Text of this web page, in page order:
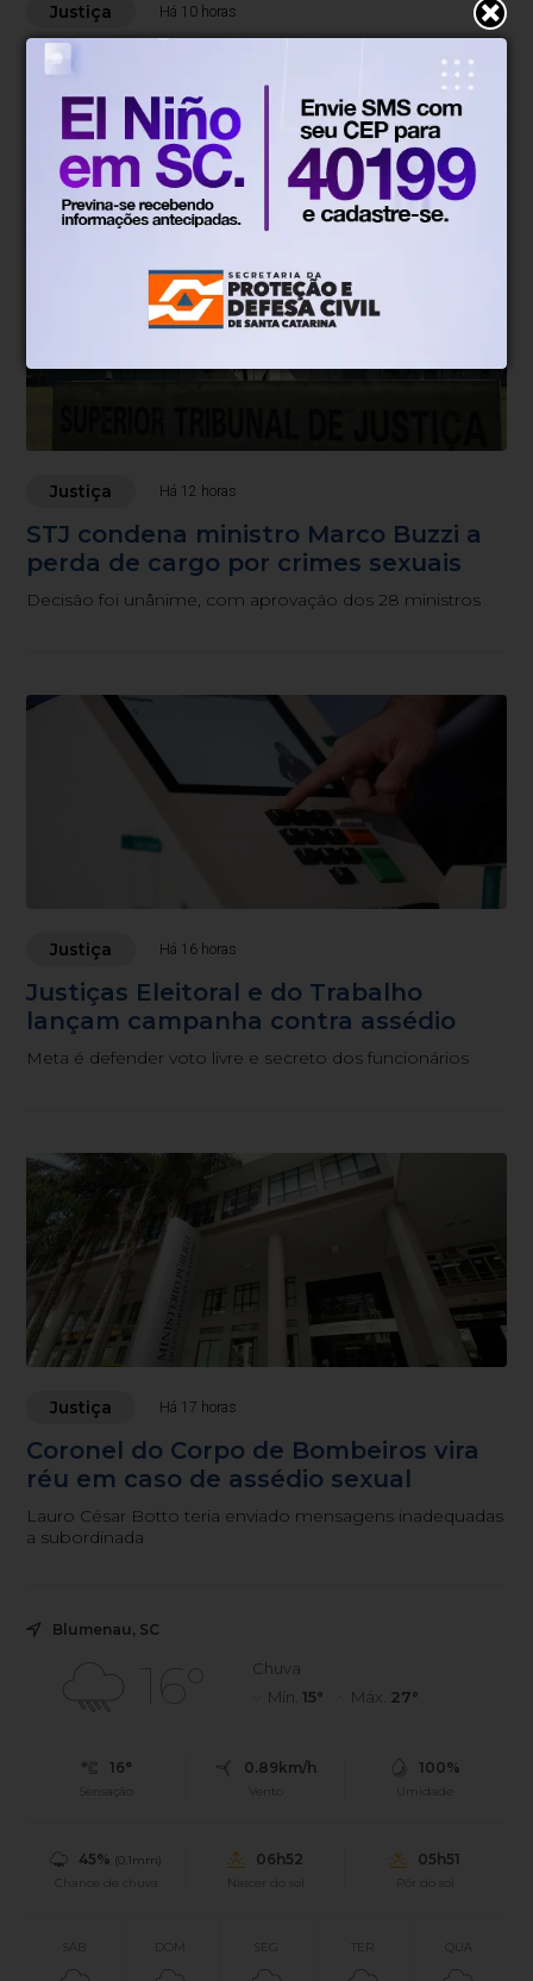
Justiça Há 10 horas
STF suspende julgamento de lei que
proíbe jogos de azar
Pedido de vista do ministro Flávio Dino interrompeu a
análise
Justiça Há 12 horas
STJ condena ministro Marco Buzzi a
perda de cargo por crimes sexuais
Decisão foi unânime, com aprovação dos 28 ministros
Justiça Há 16 horas
Justiças Eleitoral e do Trabalho
lançam campanha contra assédio
Meta é defender voto livre e secreto dos funcionários
Justiça Há 17 horas
Coronel do Corpo de Bombeiros vira
réu em caso de assédio sexual
Lauro César Botto teria enviado mensagens inadequadas
a subordinada
Blumenau, SC
16°
Chuva
Mín. 15° Máx. 27°
16°
Sensação
0.89km/h
Vento
100%
Umidade
45% (0.1mm)
Chance de chuva
06h52
Nascer do sol
05h51
Pôr do sol
SÁB DOM SEG TER QUA